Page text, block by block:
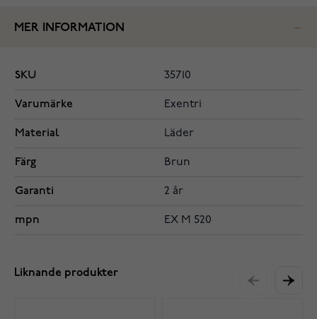
MER INFORMATION
SKU 35710
Varumärke Exentri
Material Läder
Färg Brun
Garanti 2 år
mpn EX M 520
Liknande produkter